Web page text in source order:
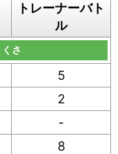
トレーナーバト
ル
くさ
5
2
-
8